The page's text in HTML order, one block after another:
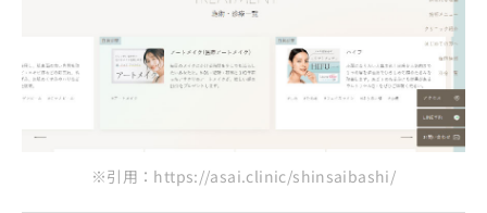
※引用：https://asai.clinic/shinsaibashi/